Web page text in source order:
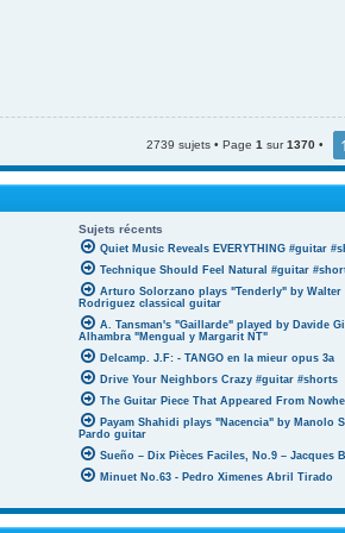
2739 sujets • Page 1 sur1370 • 1
Sujets récents
Quiet Music Reveals EVERYTHING #guitar
Technique Should Feel Natural #guitar
Arturo Solorzano plays "Tenderly" by Walter
Rodriguez classical guitar
A. Tansman's "Gaillarde" played by Davide
Alhambra "Mengual y Margarit NT"
Delcamp. J.F: - TANGO en la mieur opus 3a
Drive Your Neighbors Crazy #guitar #shorts
The Guitar Piece That Appeared From
Payam Shahidi plays "Nacencia" by Manolo
Pardo guitar
Sueño – Dix Pièces Faciles, No.9 – Jacques
Minuet No.63 - Pedro Ximenes Abril Tirado